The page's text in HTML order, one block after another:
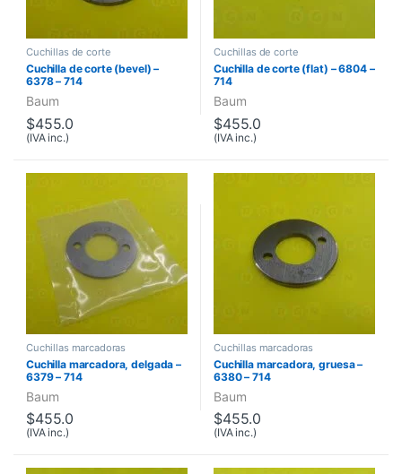
Cuchillas de corte
Cuchilla de corte (bevel) –
6378 – 714
Baum
$455.0
(IVA inc.)
Cuchillas de corte
Cuchilla de corte (flat) – 6804 –
714
Baum
$455.0
(IVA inc.)
Cuchillas marcadoras
Cuchilla marcadora, delgada –
6379 – 714
Baum
$455.0
(IVA inc.)
Cuchillas marcadoras
Cuchilla marcadora, gruesa –
6380 – 714
Baum
$455.0
(IVA inc.)